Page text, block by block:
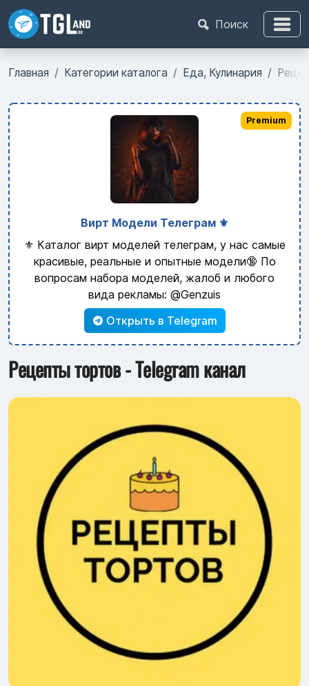
Поиск
Главная Категории каталога Еда, Кулинария
Вирт Модели Телеграм ⚜️
⚜️ Каталог вирт моделей телеграм, у нас самые
красивые, реальные и опытные модели🔞 По
вопросам набора моделей, жалоб и любого
вида рекламы: @Genzuis
Открыть в Telegram
Premium
Рецепты тортов - Telegram канал